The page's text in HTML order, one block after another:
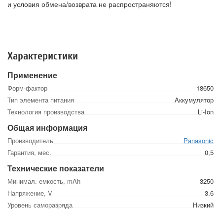
и условия обмена/возврата не распространяются!
Характеристики
Применение
Форм-фактор
18650
Тип элемента питания
Аккумулятор
Технология производства
Li-Ion
Общая информация
Производитель
Panasonic
Гарантия, мес.
0,5
Технические показатели
Минимал. емкость, mAh
3250
Напряжение, V
3.6
Уровень саморазряда
Низкий